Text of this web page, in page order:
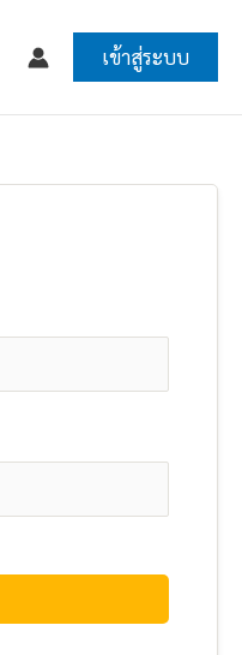
เข้าสู่ระบบ